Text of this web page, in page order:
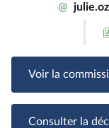
@
Voir la
Consulter la